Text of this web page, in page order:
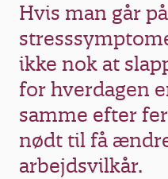
Hvis man går
ikke nok at
for hverdagen
samme efter
nødt til få
arbejdsvilkår.